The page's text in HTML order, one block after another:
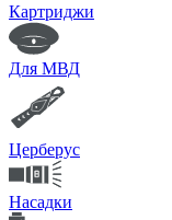
Картриджи
Для МВД
Церберус
Насадки